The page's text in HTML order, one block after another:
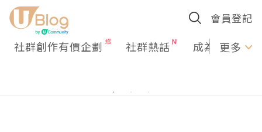
會員登記
社群創作有價企劃 社群熱話 成為U更多